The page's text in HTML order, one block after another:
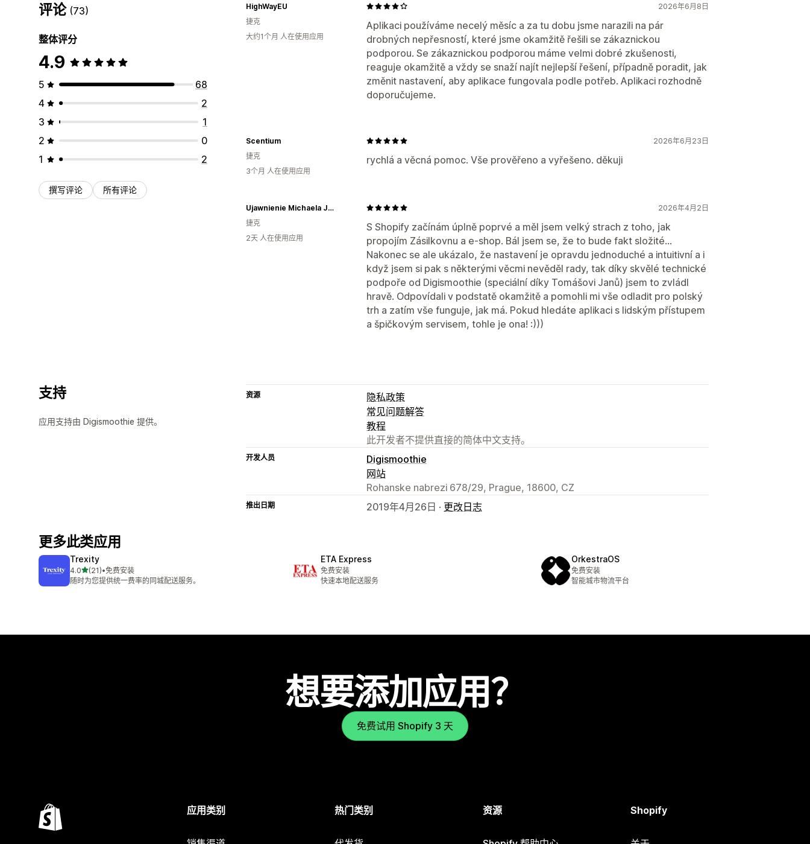
评论 (73)
整体评分
4.9
5
68
4
2
3
1
2
0
1
2
撰写评论 所有评论
2026年6月8日
Aplikaci používáme necelý měsíc a za tu dobu jsme narazili na pár
drobných nepřesností, které jsme okamžitě řešili se zákaznickou
podporou. Se zákaznickou podporou máme velmi dobré zkušenosti,
reaguje okamžitě a vždy se snaží najít nejlepší řešení, případně poradit, jak
změnit nastavení, aby aplikace fungovala podle potřeb. Aplikaci rozhodně
doporučujeme.
HighWayEU
捷克
大约1个月 人在使用应用
2026年6月23日
rychlá a věcná pomoc. Vše prověřeno a vyřešeno. děkuji
Scentium
捷克
3个月 人在使用应用
2026年4月2日
S Shopify začínám úplně poprvé a měl jsem velký strach z toho, jak
propojím Zásilkovnu a e-shop. Bál jsem se, že to bude fakt složité...
Nakonec se ale ukázalo, že nastavení je opravdu jednoduché a intuitivní a i
když jsem si pak s některými věcmi nevěděl rady, tak díky skvělé technické
podpoře od Digismoothie (speciální díky Tomášovi Janů) jsem to zvládl
hravě. Odpovídali v podstatě okamžitě a pomohli mi vše odladit pro polský
trh a zatím vše funguje, jak má. Pokud hledáte aplikaci s lidským přístupem
a špičkovým servisem, tohle je ona! :)))
Ujawnienie Michaela Jacksona
捷克
2天 人在使用应用
支持
应用支持由 Digismoothie 提供。
资源
隐私政策
常见问题解答
教程
此开发者不提供直接的简体中文支持。
开发人员
Digismoothie
网站
Rohanske nabrezi 678/29, Prague, 18600, CZ
推出日期 2019年4月26日 · 更改日志
更多此类应用
Trexity
4.0星（满分 5 星）
(21)
总共 21 条评论
•免费安装
随时为您提供统一费率的同城配送服务。
ETA Express
免费安装
快速本地配送服务
OrkestraOS
免费安装
智能城市物流平台
想要添加应用？
免费试用 Shopify 3 天
应用类别 热门类别 资源 Shopify